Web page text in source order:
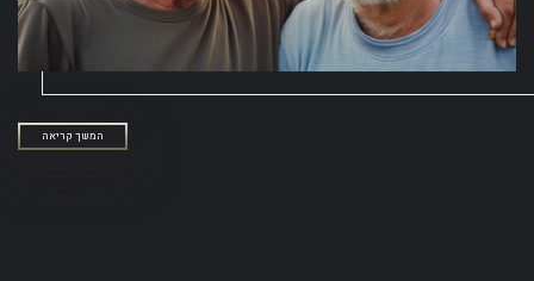
המשך קריאה